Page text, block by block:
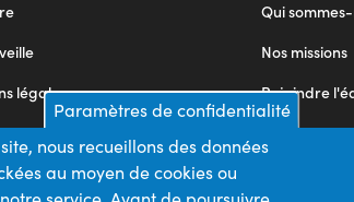
Qui
Nos missions
Rejoindre
Nous
légales
site
Paramètres de confidentialité
nous recueillons des données
au moyen de cookies ou